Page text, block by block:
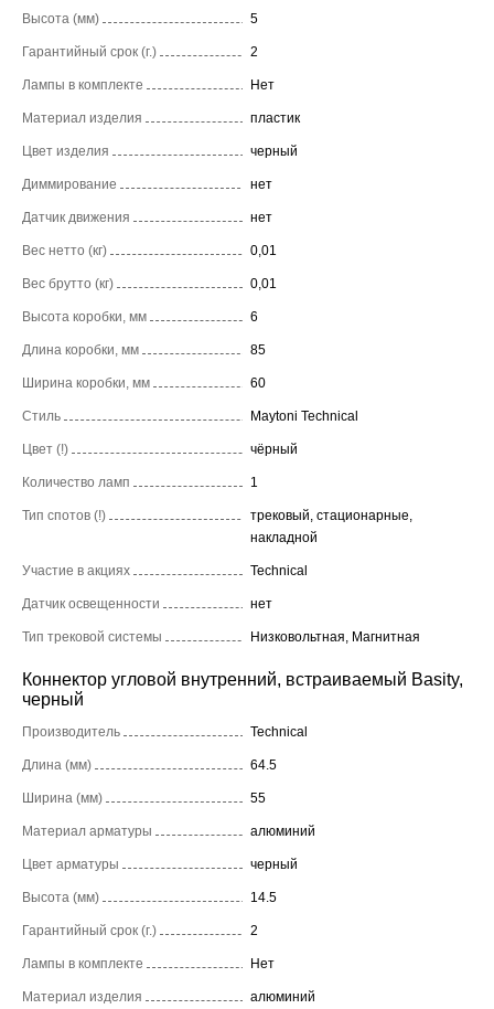
Высота (мм) 5
Гарантийный срок (г.) 2
Лампы в комплекте Нет
Материал изделия пластик
Цвет изделия черный
Диммирование нет
Датчик движения нет
Вес нетто (кг) 0,01
Вес брутто (кг) 0,01
Высота коробки, мм 6
Длина коробки, мм 85
Ширина коробки, мм 60
Стиль Maytoni Technical
Цвет (!) чёрный
Количество ламп 1
Тип спотов (!)
трековый, стационарные,
накладной
Участие в акциях Technical
Датчик освещенности нет
Тип трековой системы Низковольтная, Магнитная
Коннектор угловой внутренний, встраиваемый Basity,
черный
Производитель Technical
Длина (мм) 64.5
Ширина (мм) 55
Материал арматуры алюминий
Цвет арматуры черный
Высота (мм) 14.5
Гарантийный срок (г.) 2
Лампы в комплекте Нет
Материал изделия алюминий